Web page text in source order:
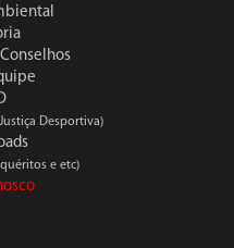
Desportiva)
e etc)